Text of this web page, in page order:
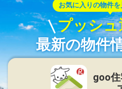
お気に入りの物件を
プッシュ
最新の物件
goo